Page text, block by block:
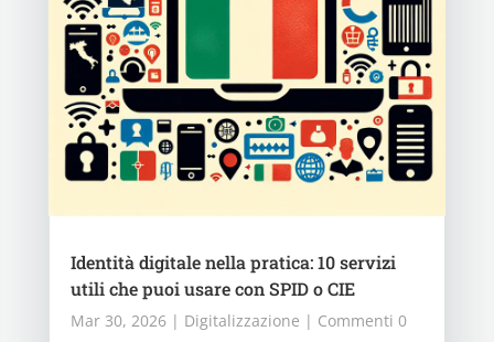
Identità digitale nella pratica: 10 servizi
utili che puoi usare con SPID o CIE
Mar 30, 2026| Digitalizzazione | Commenti 0